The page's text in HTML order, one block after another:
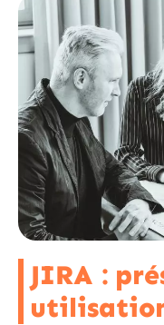
JIRA :